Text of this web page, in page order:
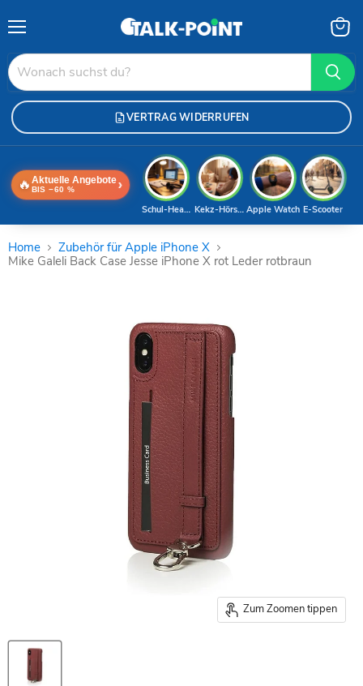
VERTRAG WIDERRUFEN
🔥 Aktuelle Angebote
BIS −60 % ›
E-Scooter
Apple Watch
Kekz-Hörspiele
Schul-Headset
Home
Zubehör für Apple iPhone X
Mike Galeli Back Case Jesse iPhone X rot Leder rotbraun
Zum Zoomen tippen